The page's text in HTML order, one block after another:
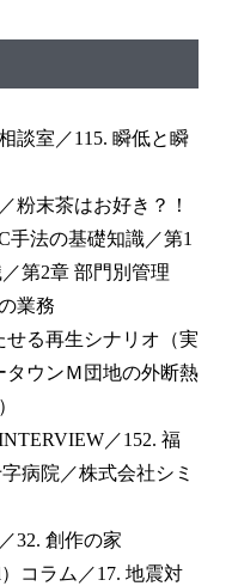
談室／115. 瞬低と瞬
粉末茶はお好き？！
手法の基礎知識／第1
第2章 部門別管理
業務
せる再生シナリオ（実
タウンＭ団地の外断熱
／152. 福
病院／株式会社シミ
32. 創作の家
コラム／17. 地震対